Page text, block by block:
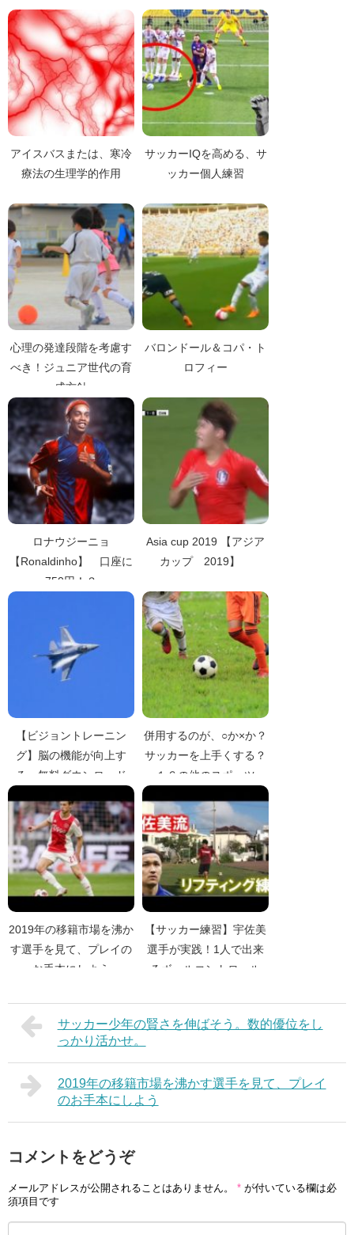
アイスバスまたは、寒冷
療法の生理学的作用
サッカーIQを高める、サ
ッカー個人練習
心理の発達段階を考慮す
べき！ジュニア世代の育
成方針
バロンドール＆コパ・ト
ロフィー
ロナウジーニョ
【Ronaldinho】 口座に
750円！？
Asia cup 2019 【アジア
カップ 2019】
【ビジョントレーニン
グ】脳の機能が向上す
る 無料ダウンロード
併用するのが、○か×か？
サッカーを上手くする？
１６の他のスポーツ
2019年の移籍市場を沸か
す選手を見て、プレイの
お手本にしよう
【サッカー練習】宇佐美
選手が実践！1人で出来
るボールコントロール
サッカー少年の賢さを伸ばそう。数的優位をし
っかり活かせ。
2019年の移籍市場を沸かす選手を見て、プレイ
のお手本にしよう
コメントをどうぞ
メールアドレスが公開されることはありません。 * が付いている欄は必
須項目です